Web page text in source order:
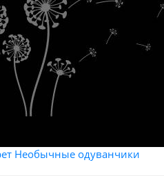
Необычные одуванчики